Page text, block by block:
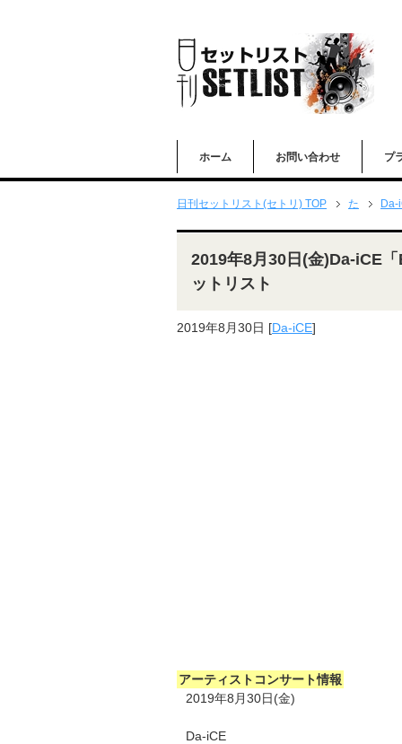
ホーム お問い合わせ プ
日刊セットリスト(セトリ) TOP た Da-
2019年8月30日(金)Da-iCE
ットリスト
2019年8月30日 [Da-iCE]
アーティストコンサート情報
2019年8月30日(金)
Da-iCE